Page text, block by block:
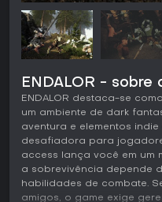
ENDALOR - sobre
ENDALOR destaca-se
um ambiente de dark
aventura e elementos
desafiadora para
access lança você em um
a sobrevivência depende
habilidades de combate.
amigos, o game exige